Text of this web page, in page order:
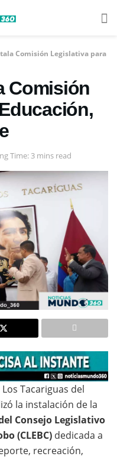
Comisión Legislativa para
Comisión
Time: 3 mins read
Tacariguas del
la instalación de la
Consejo Legislativo
(CLEBC) dedicada a
recreación,